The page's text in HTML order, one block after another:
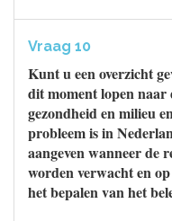
Vraag 10
Kunt u een overzicht
dit moment lopen naar
gezondheid en milieu
probleem is in
aangeven wanneer de
worden verwacht en
het bepalen van het